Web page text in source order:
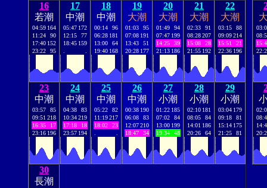
16
若潮
04:59 164
11:24
90
17:40 152
23:22
95
17
中潮
05:47 172
12:15
77
18:45 159
18
中潮
00:14
96
06:28 181
13:00
64
19:40 168
19
大潮
01:03
95
07:08 191
13:43
51
20:28 177
20
大潮
01:49
94
07:47 199
14:25
39
21:13 186
21
大潮
02:33
91
08:28207
15:08
28
21:55 192
22
大潮
03:15
88
09:09214
15:51
21
22:36 196
23
中潮
03:57
85
09:51 218
16:35
17
23:16 196
24
中潮
04:38
83
10:34219
17:18
18
23:57 194
25
中潮
05:22
82
11:19217
18:02
23
26
中潮
00:38 190
06:08
83
12:07210
18:47
34
27
小潮
01:22 185
07:02
84
13:00 199
19:34
48
28
小潮
02:10 181
08:05
84
14:01 186
20:26
64
29
小潮
03:04 179
09:18
81
15:14 175
21:25
81
30
長潮